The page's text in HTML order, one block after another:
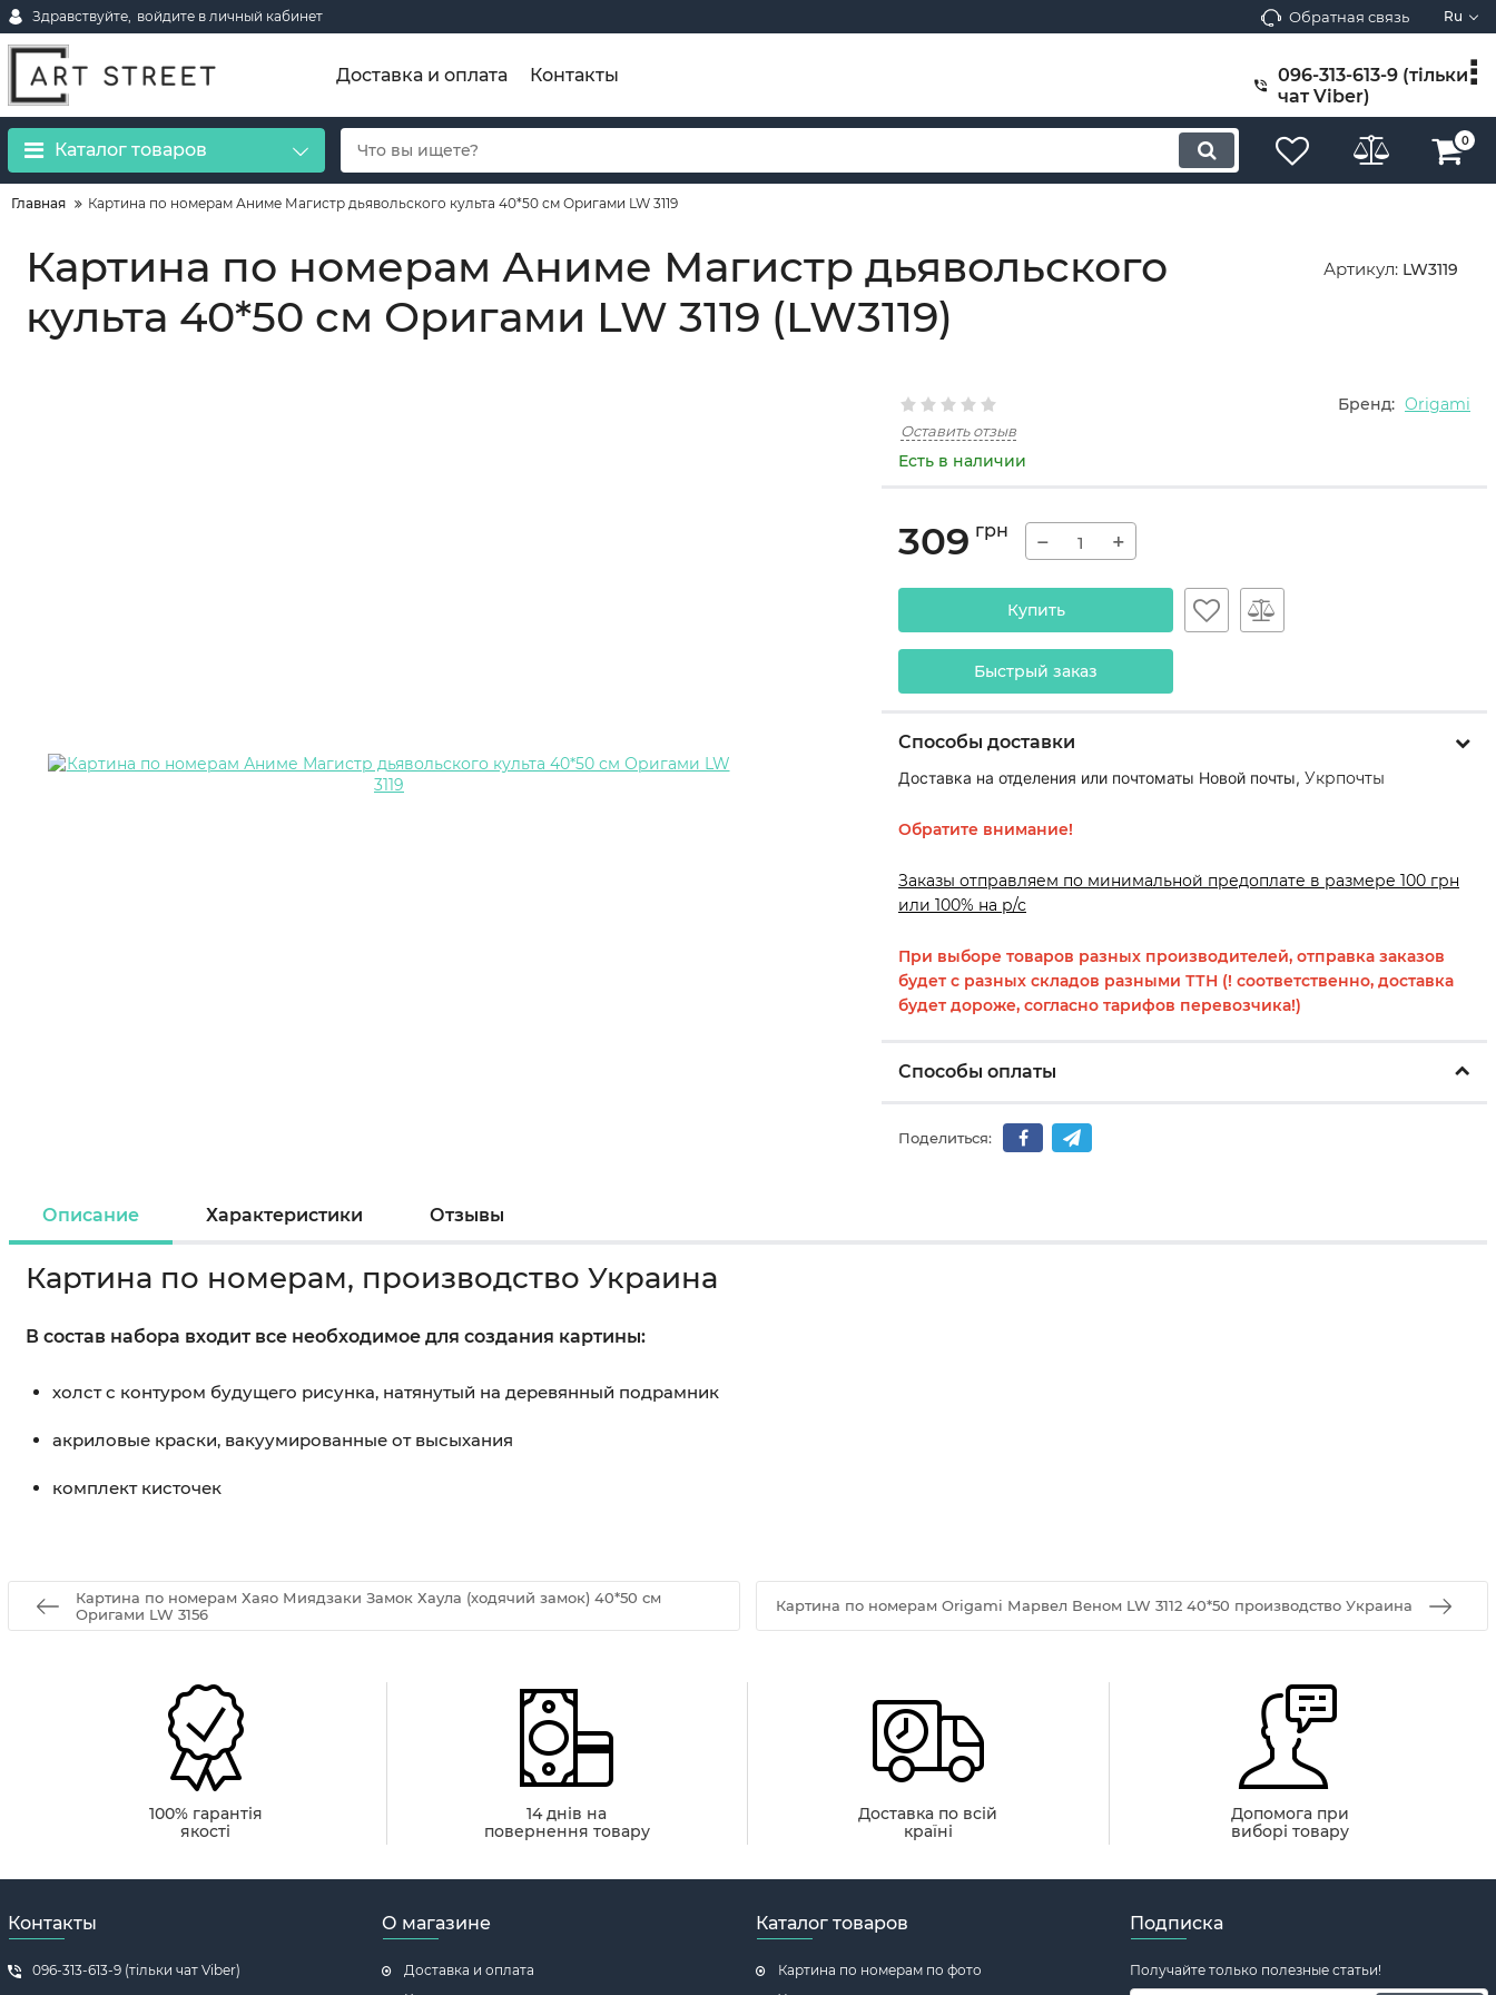
Здравствуйте, войдите в личный кабинет Обратная связь Ru
Доставка и оплата Контакты
096-313-613-9 (тільки
чат Viber)
Каталог товаров 0
Главная Картина по номерам Аниме Магистр дьявольского культа 40*50 см Оригами LW 3119
Картина по номерам Аниме Магистр дьявольского
культа 40*50 см Оригами LW 3119 (LW3119)
Артикул: LW3119
Бренд: Origami
Оставить отзыв
Есть в наличии
309 грн − +
Купить
Быстрый заказ
Способы доставки
Доставка на отделения или почтоматы Новой почты, Укрпочты
Обратите внимание!
Заказы отправляем по минимальной предоплате в размере 100 грн
или 100% на р/с
При выборе товаров разных производителей, отправка заказов
будет с разных складов разными ТТН (! соответственно, доставка
будет дороже, согласно тарифов перевозчика!)
Способы оплаты
Поделиться:
Описание Характеристики Отзывы
Картина по номерам, производство Украина
В состав набора входит все необходимое для создания картины:
холст с контуром будущего рисунка, натянутый на деревянный подрамник
акриловые краски, вакуумированные от высыхания
комплект кисточек
Картина по номерам Хаяо Миядзаки Замок Хаула (ходячий замок) 40*50 см
Оригами LW 3156
Картина по номерам Origami Марвел Веном LW 3112 40*50 производство Украина
100% гарантія
якості
14 днів на
повернення товару
Доставка по всій
країні
Допомога при
виборі товару
Контакты
096-313-613-9 (тільки чат Viber)
О магазине
Доставка и оплата
Каталог товаров
Картина по номерам по фото
Подписка
Получайте только полезные статьи!